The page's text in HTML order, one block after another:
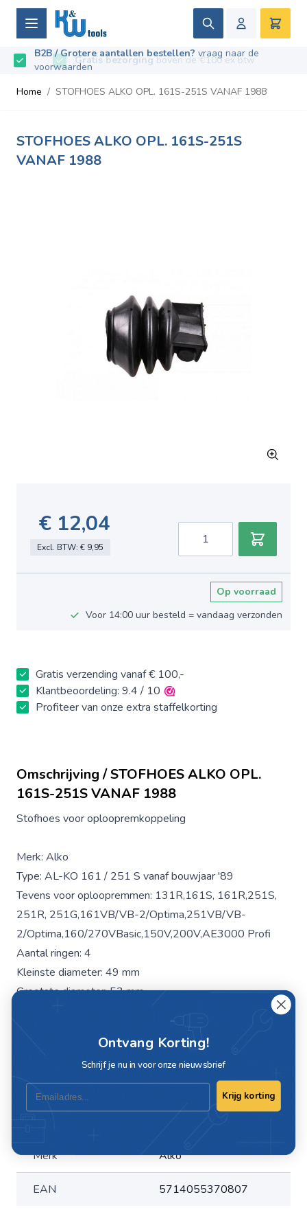
Ga naar de inhoud
Zoek
B2B / Grotere aantallen bestellen? vraag naar de
voorwaarden
Beoordeeld met9.5/10- Gebaseerd op 669recensies
Home / STOFHOES ALKO OPL. 161S-251S VANAF 1988
STOFHOES ALKO OPL. 161S-251S
VANAF 1988
€ 12,04
Excl. BTW: € 9,95
Op voorraad
Voor 14:00 uur besteld = vandaag verzonden
Gratis verzending vanaf € 100,-
Klantbeoordeling: 9.4 / 10
Profiteer van onze extra staffelkorting
Omschrijving / STOFHOES ALKO OPL.
161S-251S VANAF 1988
Stofhoes voor oploopremkoppeling
Merk: Alko
Type: AL-KO 161 / 251 S vanaf bouwjaar '89
Tevens voor oploopremmen: 131R,161S, 161R,251S,
251R, 251G,161VB/VB-2/Optima,251VB/VB-
2/Optima,160/270VBasic,150V,200V,AE3000 Profi
Aantal ringen: 4
Kleinste diameter: 49 mm
Grootste diameter: 53 mm
Boutuitsparing J/N: J met platte onderkant
Specificaties
Merk Alko
EAN 5714055370807
Ontvang Korting!
Schrijf je nu in voor onze nieuwsbrief
Email
Krijg korting